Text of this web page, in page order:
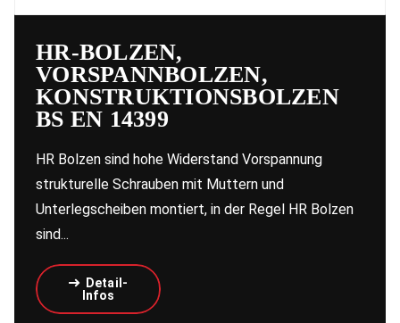
HR-BOLZEN,
VORSPANNBOLZEN,
KONSTRUKTIONSBOLZEN
BS EN 14399
HR Bolzen sind hohe Widerstand Vorspannung
strukturelle Schrauben mit Muttern und
Unterlegscheiben montiert, in der Regel HR Bolzen
sind...
Detail-
Infos